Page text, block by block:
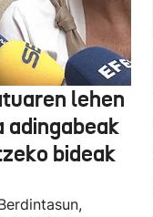
lehen
adingabeak
bideak